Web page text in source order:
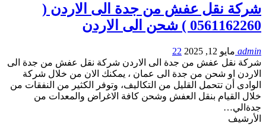
شركة نقل عفش من جدة الى الاردن (
0561162260 ) شحن الى الاردن
admin مايو 12, 2025
22
شركة نقل عفش من جدة الى الاردن شركة نقل عفش من جدة الى
الاردن او شحن من جدة الى عمان ، يمكنك الان من خلال شركة
الوادى أن تتحمل القليل من التكاليف، وتوفر الكثير من النفقات من
خلال القيام بنقل العفش وشحن كافة الاغراض والمعدات من
جدةالي…
الأرشيف